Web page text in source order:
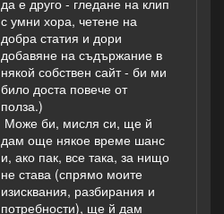
с умни хора, четене на
добра статия и дори
добавяне на съдържание в
някой собствен сайт - би ми
било доста повече от
полза.)
Може би, мисля си, ще й
дам още някое време шанс
и, ако пак, все така, за нищо
не става (спрямо моите
изисквания, разбирания и
потребности), ще й дам